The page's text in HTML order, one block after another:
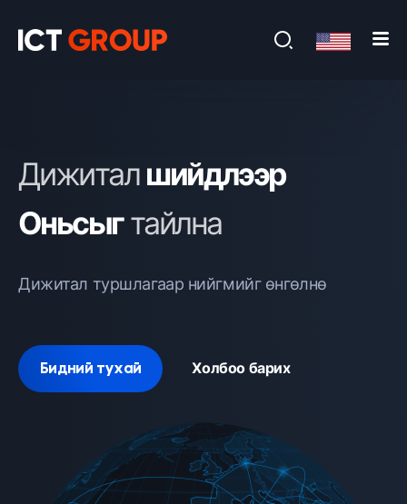
Дижитал шийдлээр
Оньсыг тайлна
Дижитал туршлагаар нийгмийг өнгөлнө
Бидний тухай Холбоо барих